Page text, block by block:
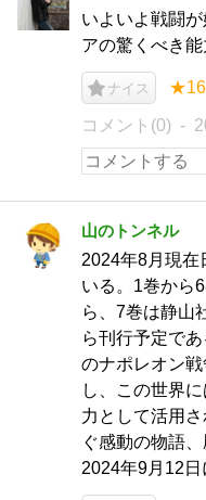
いよいよ戦闘
アの驚くべき
ナイス ★16
コメント(0)
山のトンネル
2024年8月現在
いる。1巻から
ら、7巻は静山
ら刊行予定で
のナポレオン
し、この世界
力として活用
ぐ感動の物語
2024年9月12日